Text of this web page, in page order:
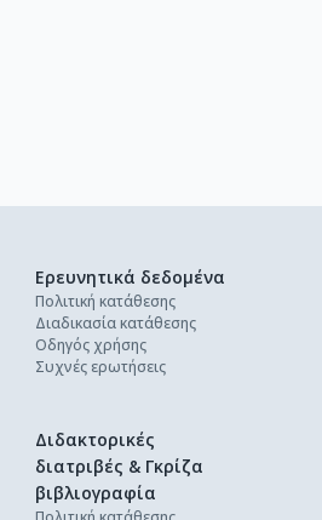
Ερευνητικά δεδομένα
Πολιτική κατάθεσης
Διαδικασία κατάθεσης
Οδηγός χρήσης
Συχνές ερωτήσεις
Διδακτορικές
διατριβές & Γκρίζα
βιβλιογραφία